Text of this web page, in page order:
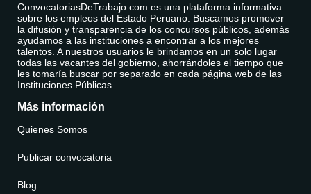
ConvocatoriasDeTrabajo.com es una plataforma informativa
sobre los empleos del Estado Peruano. Buscamos promover
la difusión y transparencia de los concursos públicos, además
ayudamos a las instituciones a encontrar a los mejores
talentos. A nuestros usuarios le brindamos en un solo lugar
todas las vacantes del gobierno, ahorrándoles el tiempo que
les tomaría buscar por separado en cada página web de las
Instituciones Públicas.
Más información
Quienes Somos
Publicar convocatoria
Blog